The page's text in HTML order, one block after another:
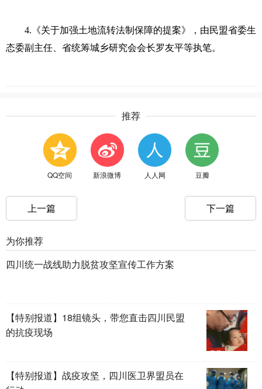
4.《关于加强土地流转法制保障的提案》，由民盟省委生
态委副主任、省统筹城乡研究会会长罗友平等执笔。
推荐
QQ空间 新浪微博 人人网 豆瓣
上一篇 下一篇
为你推荐
四川统一战线助力脱贫攻坚宣传工作方案
【特别报道】18组镜头，带您直击四川民盟
的抗疫现场
【特别报道】战疫攻坚，四川医卫界盟员在